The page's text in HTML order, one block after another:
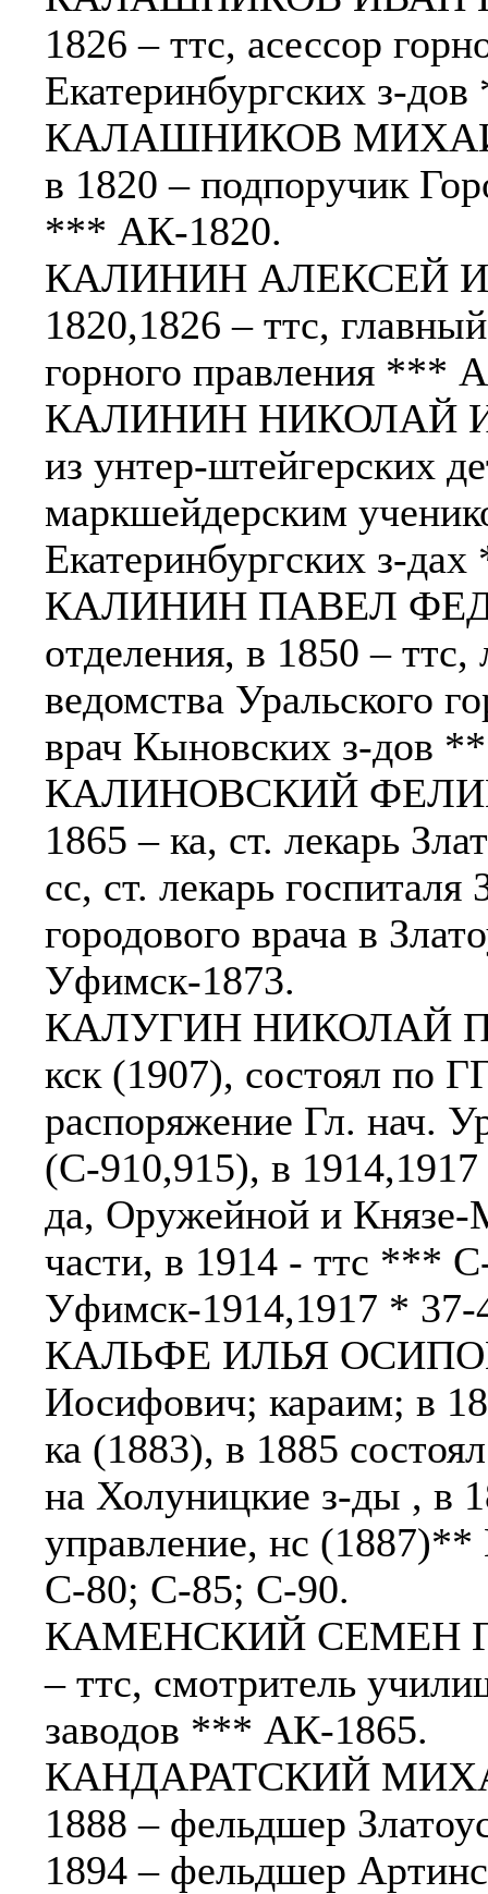
1826 – ттс, асессор
Екатеринбургских з-
КАЛАШНИКОВ
в 1820 – подпоручик
*** АК-1820.
КАЛИНИН АЛЕКСЕЙ
1820,1826 – ттс,
горного правления ***
КАЛИНИН НИКОЛАЙ
из унтер-штейгерских
маркшейдерским
Екатеринбургских з-
КАЛИНИН ПАВЕЛ
отделения, в 1850 – ттс,
ведомства Уральского
врач Кыновских з-дов
КАЛИНОВСКИЙ
1865 – ка, ст. лекарь
сс, ст. лекарь
городового врача в
Уфимск-1873.
КАЛУГИН НИКОЛАЙ
кск (1907), состоял по
распоряжение Гл. нач.
(С-910,915), в 1914,1917
да, Оружейной и Князе-
части, в 1914 - ттс ***
Уфимск-1914,1917 * 37-
КАЛЬФЕ ИЛЬЯ
Иосифович; караим; в
ка (1883), в 1885
на Холуницкие з-ды , в
управление, нс
С-80; С-85; С-90.
КАМЕНСКИЙ СЕМЕН
– ттс, смотритель
заводов *** АК-1865.
КАНДАРАТСКИЙ
1888 – фельдшер
1894 – фельдшер